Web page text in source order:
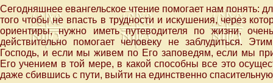
Сегодняшнее евангельское чтение помогает нам понять:
того чтобы не впасть в трудности и искушения, через
ориентиры, нужно иметь путеводителя по жизни,
действительно помогает человеку не заблудиться.
Господь, и если мы живем по Его заповедям, если мы
Его учением в той мере, в какой способны все это
даже сбившись с пути, выйти на единственно